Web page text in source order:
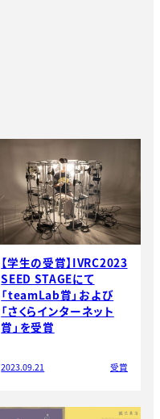
【学生の受賞】IVRC2023
SEED STAGEにて
「teamLab賞」および
「さくらインターネット
賞」を受賞
2023.09.21 受賞